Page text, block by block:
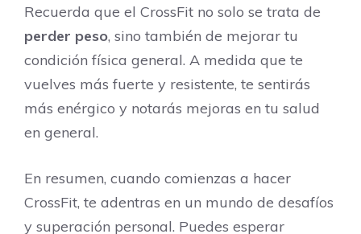
Recuerda que el CrossFit no solo se trata de
perder peso, sino también de mejorar tu
condición física general. A medida que te
vuelves más fuerte y resistente, te sentirás
más enérgico y notarás mejoras en tu salud
en general.
En resumen, cuando comienzas a hacer
CrossFit, te adentras en un mundo de desafíos
y superación personal. Puedes esperar